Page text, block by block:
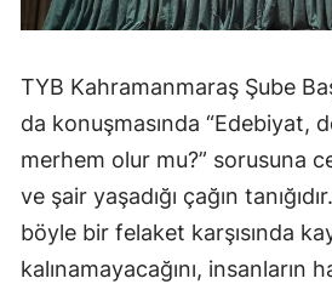
TYB Kahramanmaraş Şube
da konuşmasında “Edebiyat,
merhem olur mu?” sorusuna
ve şair yaşadığı çağın
böyle bir felaket karşısında
kalınamayacağını, insanların